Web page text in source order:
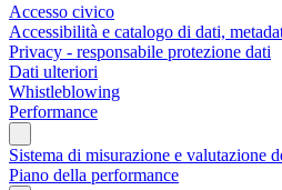
Accesso civico
Accessibilità e catalogo di dati,
Privacy - responsabile protezione dati
Dati ulteriori
Whistleblowing
Performance
Sistema di misurazione e valutazione
Piano della performance